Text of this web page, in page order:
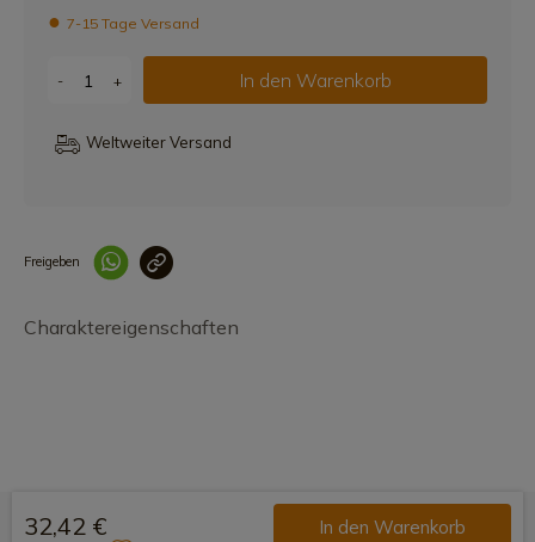
7-15 Tage Versand
- + In den Warenkorb
Weltweiter Versand
Freigeben
Charaktereigenschaften
32,42 € In den Warenkorb